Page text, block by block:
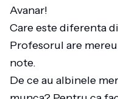
Avanar!
Care este diferenta
Profesorul are
note.
De ce au albinele